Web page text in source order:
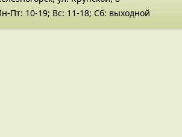
Пт: 10-19; Вс: 11-18; Сб: выходной